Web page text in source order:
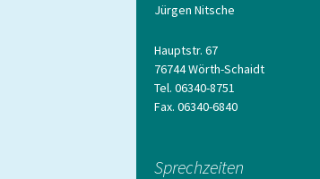
Jürgen Nitsche
Hauptstr. 67
76744 Wörth-Schaidt
Tel. 06340-8751
Fax. 06340-6840
Sprechzeiten